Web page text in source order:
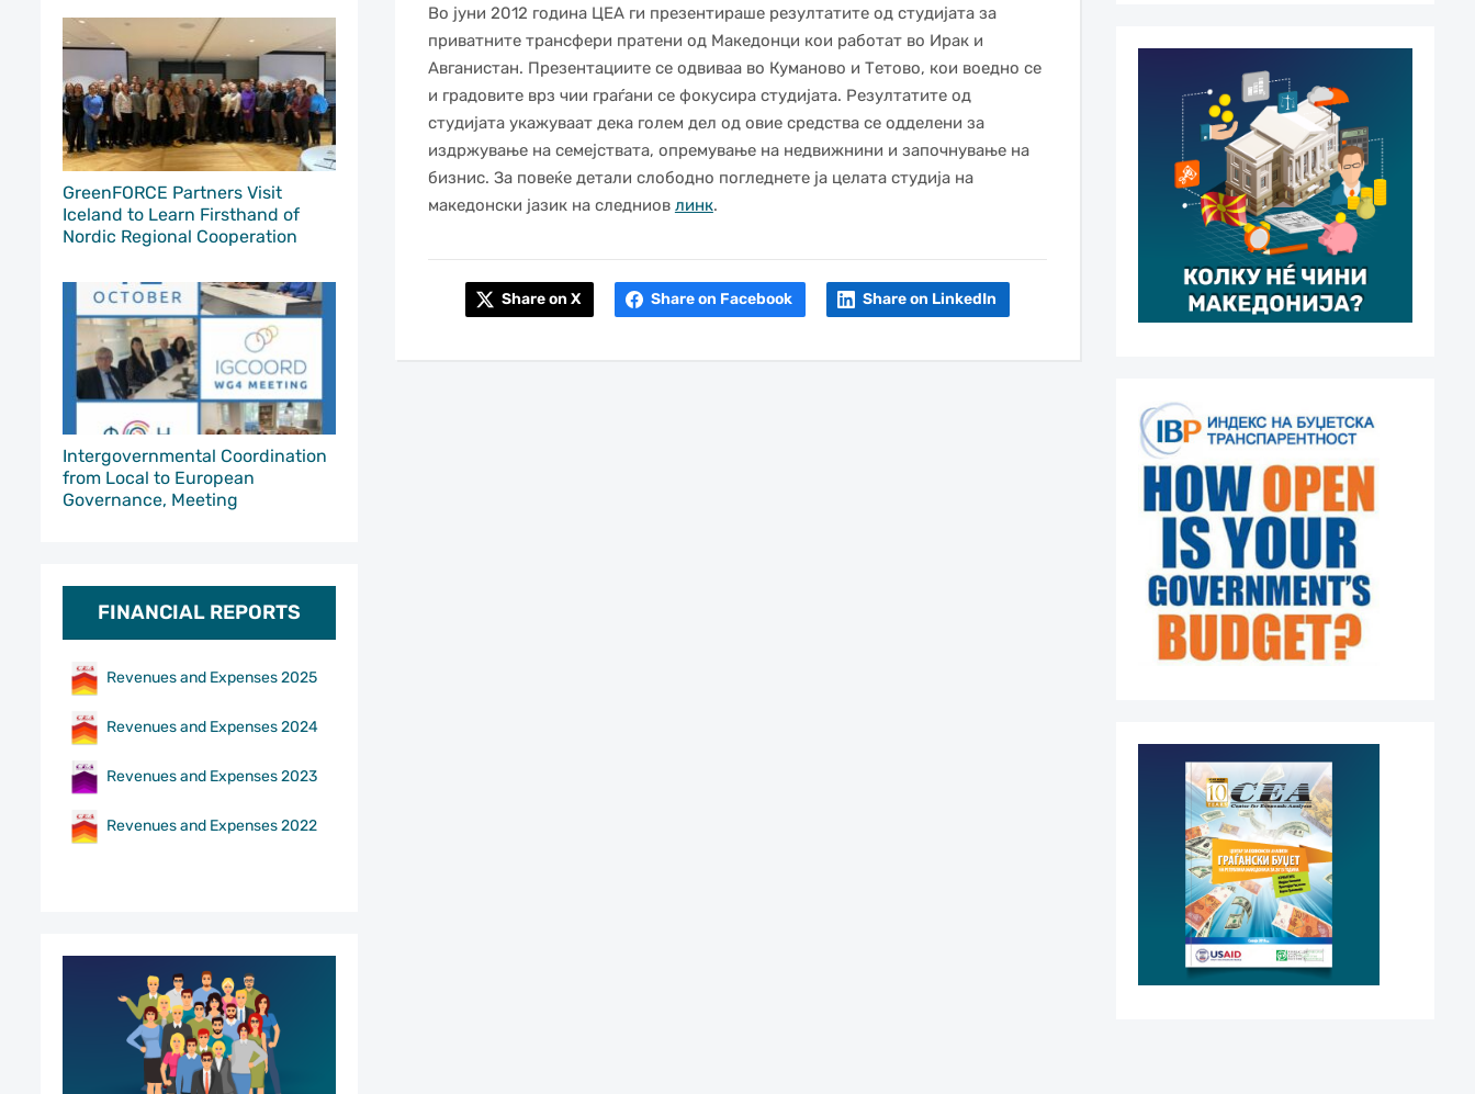
GreenFORCE Partners Visit
Iceland to Learn Firsthand of
Nordic Regional Cooperation
Intergovernmental Coordination
from Local to European
Governance, Meeting
FINANCIAL REPORTS
Revenues and Expenses 2025
Revenues and Expenses 2024
Revenues and Expenses 2023
Revenues and Expenses 2022
Во јуни 2012 година ЦЕА ги презентираше резултатите од студијата за
приватните трансфери пратени од Македонци кои работат во Ирак и
Aвганистан. Презентациите се одвиваа во Куманово и Тетово, кои воедно се
и градовите врз чии граѓани се фокусира студијата. Резултатите од
студијата укажуваат дека голем дел од овие средства се одделени за
издржување на семејствата, опремување на недвижнини и започнување на
бизнис. За повеќе детали слободно погледнете ја целата студија на
македонски јазик на следниов линк.
Share on X Share on Facebook Share on LinkedIn